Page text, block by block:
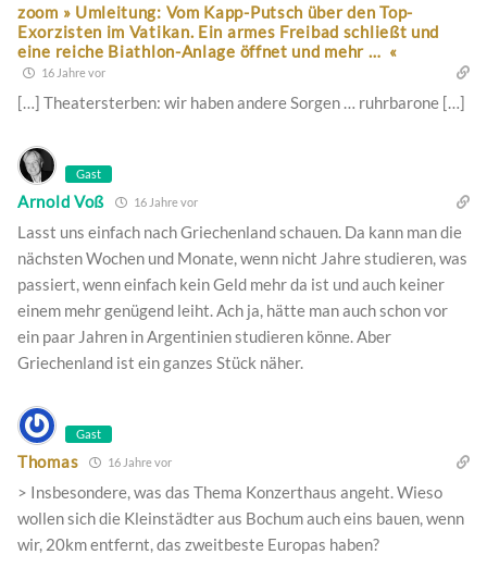
zoom » Umleitung: Vom Kapp-Putsch über den Top-
Exorzisten im Vatikan. Ein armes Freibad schließt und
eine reiche Biathlon-Anlage öffnet und mehr … «
16 Jahre vor
[…] Theatersterben: wir haben andere Sorgen … ruhrbarone […]
Gast
Arnold Voß 16 Jahre vor
Lasst uns einfach nach Griechenland schauen. Da kann man die
nächsten Wochen und Monate, wenn nicht Jahre studieren, was
passiert, wenn einfach kein Geld mehr da ist und auch keiner
einem mehr genügend leiht. Ach ja, hätte man auch schon vor
ein paar Jahren in Argentinien studieren könne. Aber
Griechenland ist ein ganzes Stück näher.
Gast
Thomas 16 Jahre vor
> Insbesondere, was das Thema Konzerthaus angeht. Wieso
wollen sich die Kleinstädter aus Bochum auch eins bauen, wenn
wir, 20km entfernt, das zweitbeste Europas haben?